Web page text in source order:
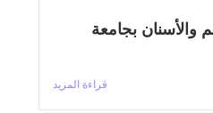
والأسنان بجامعة
قراءة المزيد